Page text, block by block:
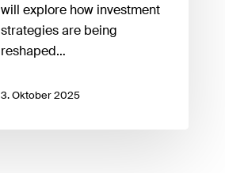
will explore how investment
strategies are being
reshaped…
3. Oktober 2025